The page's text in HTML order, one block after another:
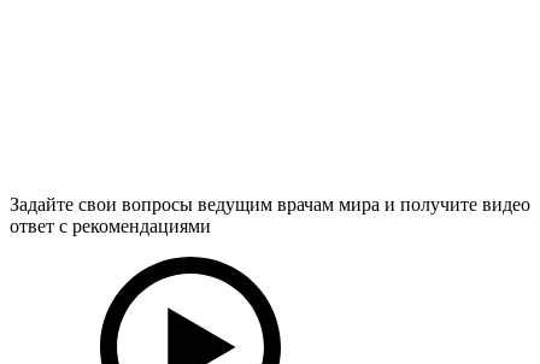
Задайте свои вопросы ведущим врачам мира и получите видео
ответ с рекомендациями